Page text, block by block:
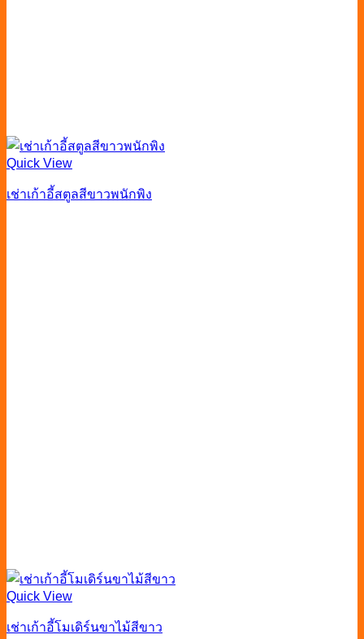
Quick View
เช่าเก้าอี้สตูลสีขาวพนักพิง
Quick View
เช่าเก้าอี้โมเดิร์นขาไม้สีขาว